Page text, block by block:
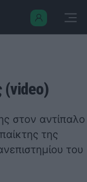
(video)
στον αντίπαλο
της
του